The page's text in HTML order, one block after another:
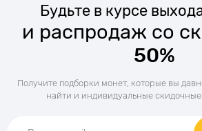
Будьте в курсе
и распродаж со
50%
Получите подборки монет, которые вы
найти и индивидуальные